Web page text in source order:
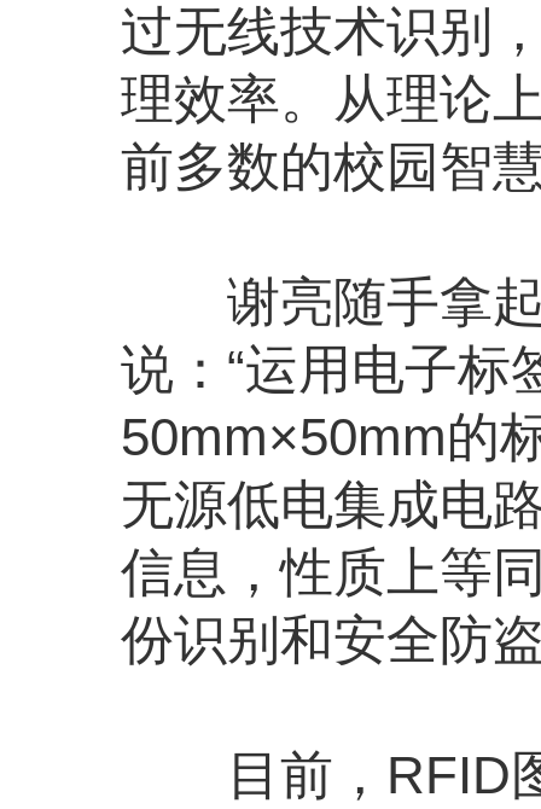
过无线技术识别
理效率。从理论
前多数的校园智
谢亮随手拿起
说：“运用电子标
50mm×50mm的
无源低电集成电
信息，性质上等
份识别和安全防
目前，RFID图